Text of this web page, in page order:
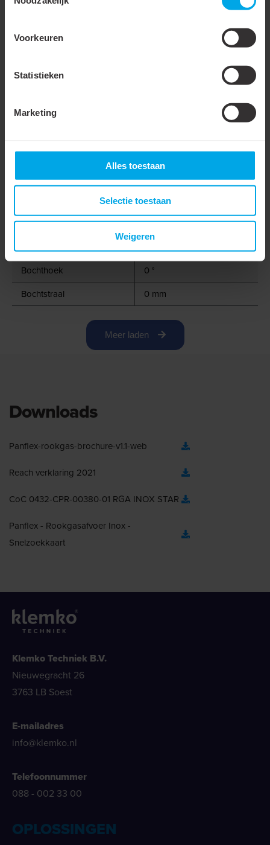
Voorkeuren
Statistieken
Marketing
Alles toestaan
Selectie toestaan
Weigeren
Alleen geschikt voor
Kleur
Roestvaststaal ( RVS )
Met lipring
Stand lippen
Recht
2
Verstelbaar
Met klemband
Bochthoek
0 °
Bochtstraal
0 mm
Meer laden
Downloads
Panflex-rookgas-brochure-v1.1-web
Reach verklaring 2021
CoC 0432-CPR-00380-01 RGA INOX STAR
Panflex - Rookgasafvoer Inox -
Snelzoekkaart
Klemko Techniek B.V.
Nieuwegracht 26
3763 LB Soest
E-mailadres
info@klemko.nl
Telefoonnummer
088 - 002 33 00
OPLOSSINGEN